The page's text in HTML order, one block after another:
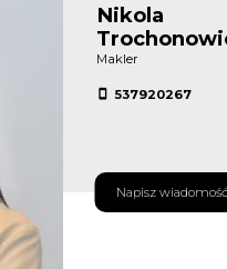
Nikola
Makler
537920267
Napisz wiadomość